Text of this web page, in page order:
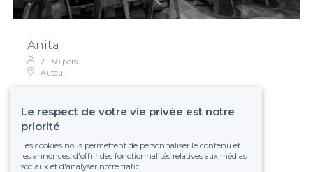
Anita
2 - 50 pers.
Auteuil
€€Abordable
Le respect de votre vie privée est notre
priorité
Les cookies nous permettent de personnaliser le contenu et
les annonces, d'offrir des fonctionnalités relatives aux médias
sociaux et d'analyser notre trafic.